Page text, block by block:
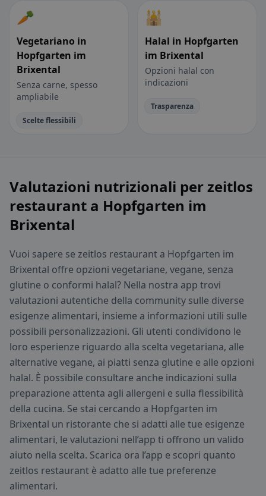
🥕
Vegetariano in
Hopfgarten im
Brixental
Senza carne, spesso
ampliabile
Scelte flessibili
🕌
Halal in Hopfgarten
im Brixental
Opzioni halal con
indicazioni
Trasparenza
Valutazioni nutrizionali per zeitlos
restaurant a Hopfgarten im
Brixental
Vuoi sapere se zeitlos restaurant a Hopfgarten im
Brixental offre opzioni vegetariane, vegane, senza
glutine o conformi halal? Nella nostra app trovi
valutazioni autentiche della community sulle diverse
esigenze alimentari, insieme a informazioni utili sulle
possibili personalizzazioni. Gli utenti condividono le
loro esperienze riguardo alla scelta vegetariana, alle
alternative vegane, ai piatti senza glutine e alle opzioni
halal. È possibile consultare anche indicazioni sulla
preparazione attenta agli allergeni e sulla flessibilità
della cucina. Se stai cercando a Hopfgarten im
Brixental un ristorante che si adatti alle tue esigenze
alimentari, le valutazioni nell’app ti offrono un valido
aiuto nella scelta. Scarica ora l’app e scopri quanto
zeitlos restaurant è adatto alle tue preferenze
alimentari.